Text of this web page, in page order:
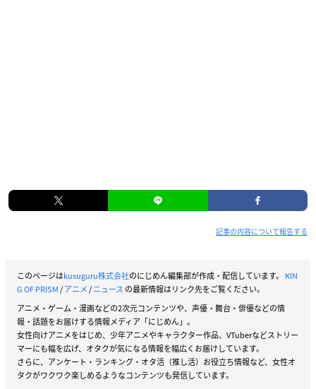
記事の内容について報告する
このページはkusuguru株式会社のにじめん編集部が作成・配信しています。 KIN
G OF PRISM/アニメ/ニュース の最新情報はリンク先をご覧ください。
アニメ・ゲーム・漫画などの2次元コンテンツや、声優・舞台・俳優などの情
報・話題をお届けする情報メディア「にじめん」。
女性向けアニメをはじめ、少年アニメやキャラクター作品、VTuberなどストリー
マーにも幅を広げ、オタクが気になる情報を幅広くお届けしています。
さらに、アンケート・ランキング・オタ活（推し活）お役立ち情報など、女性オ
タクがワクワク楽しめるようなコンテンツも発信しています。